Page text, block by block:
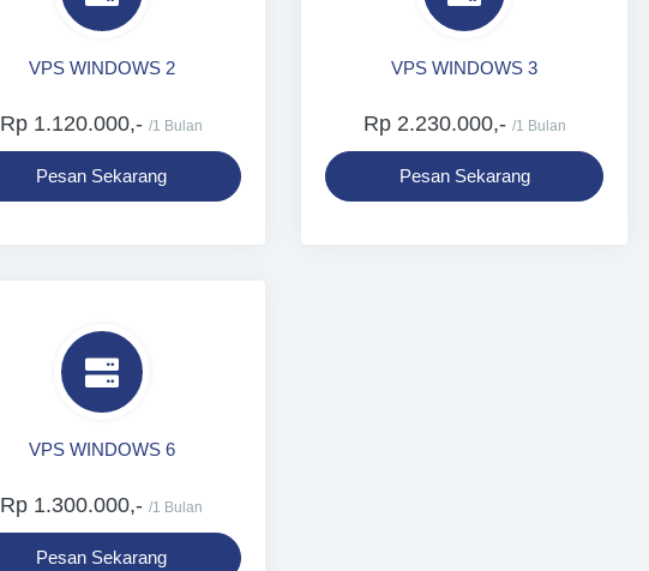
VPS WINDOWS 2
Rp 1.120.000,-/1 Bulan
Pesan Sekarang
VPS WINDOWS 3
Rp 2.230.000,- /1 Bulan
Pesan Sekarang
VPS WINDOWS 6
Rp 1.300.000,-/1 Bulan
Pesan Sekarang